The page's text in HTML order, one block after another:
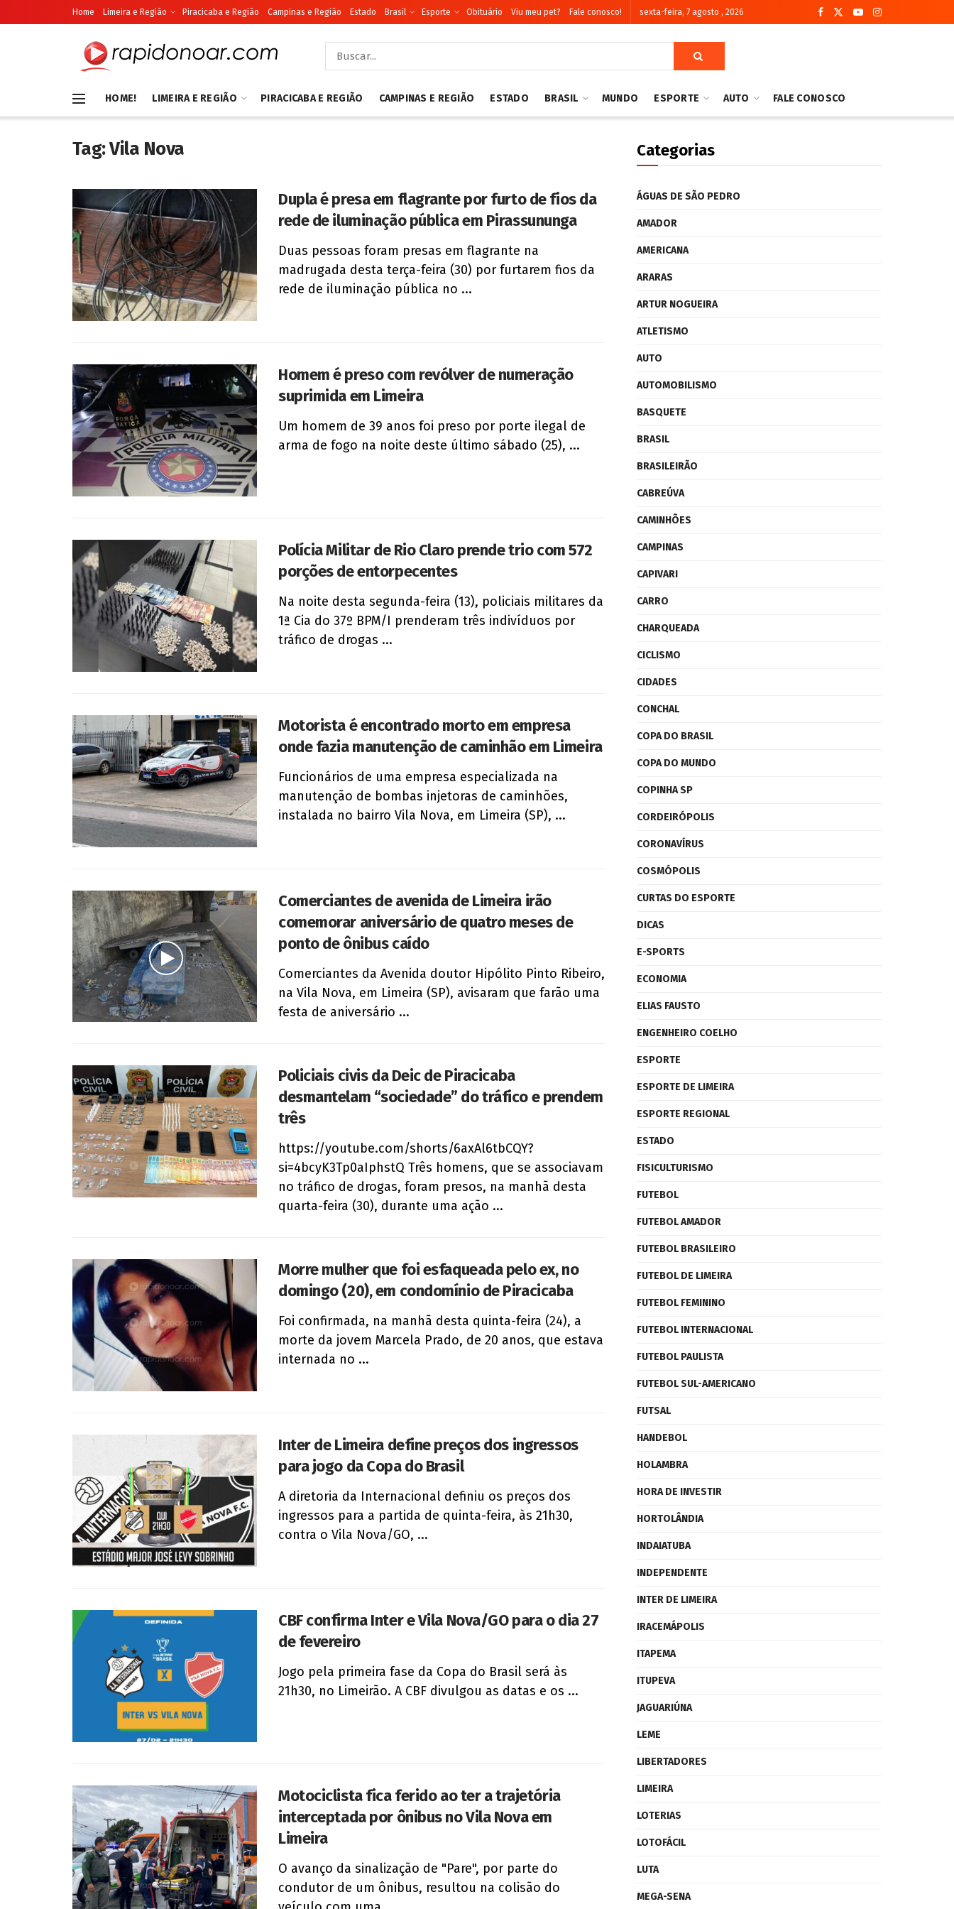
Home Limeira e Região Piracicaba e Região Campinas e Região Estado Brasil Esporte Obituário Viu meu pet? Fale conosco! sexta-feira, 7 agosto , 2026
HOME! LIMEIRA E REGIÃO PIRACICABA E REGIÃO CAMPINAS E REGIÃO ESTADO BRASIL MUNDO ESPORTE AUTO FALE CONOSCO
Tag:Vila Nova
Dupla é presa em flagrante por furto de fios da
rede de iluminação pública em Pirassununga
Duas pessoas foram presas em flagrante na
madrugada desta terça-feira (30) por furtarem fios da
rede de iluminação pública no ...
Homem é preso com revólver de numeração
suprimida em Limeira
Um homem de 39 anos foi preso por porte ilegal de
arma de fogo na noite deste último sábado (25), ...
Polícia Militar de Rio Claro prende trio com 572
porções de entorpecentes
Na noite desta segunda-feira (13), policiais militares da
1ª Cia do 37º BPM/I prenderam três indivíduos por
tráfico de drogas ...
Motorista é encontrado morto em empresa
onde fazia manutenção de caminhão em Limeira
Funcionários de uma empresa especializada na
manutenção de bombas injetoras de caminhões,
instalada no bairro Vila Nova, em Limeira (SP), ...
Comerciantes de avenida de Limeira irão
comemorar aniversário de quatro meses de
ponto de ônibus caído
Comerciantes da Avenida doutor Hipólito Pinto Ribeiro,
na Vila Nova, em Limeira (SP), avisaram que farão uma
festa de aniversário ...
Policiais civis da Deic de Piracicaba
desmantelam “sociedade” do tráfico e prendem
três
https://youtube.com/shorts/6axAl6tbCQY?
si=4bcyK3Tp0aIphstQ Três homens, que se associavam
no tráfico de drogas, foram presos, na manhã desta
quarta-feira (30), durante uma ação ...
Morre mulher que foi esfaqueada pelo ex, no
domingo (20), em condomínio de Piracicaba
Foi confirmada, na manhã desta quinta-feira (24), a
morte da jovem Marcela Prado, de 20 anos, que estava
internada no ...
Inter de Limeira define preços dos ingressos
para jogo da Copa do Brasil
A diretoria da Internacional definiu os preços dos
ingressos para a partida de quinta-feira, às 21h30,
contra o Vila Nova/GO, ...
CBF confirma Inter e Vila Nova/GO para o dia 27
de fevereiro
Jogo pela primeira fase da Copa do Brasil será às
21h30, no Limeirão. A CBF divulgou as datas e os ...
Motociclista fica ferido ao ter a trajetória
interceptada por ônibus no Vila Nova em
Limeira
O avanço da sinalização de "Pare", por parte do
condutor de um ônibus, resultou na colisão do
Categorias
ÁGUAS DE SÃO PEDRO
AMADOR
AMERICANA
ARARAS
ARTUR NOGUEIRA
ATLETISMO
AUTO
AUTOMOBILISMO
BASQUETE
BRASIL
BRASILEIRÃO
CABREÚVA
CAMINHÕES
CAMPINAS
CAPIVARI
CARRO
CHARQUEADA
CICLISMO
CIDADES
CONCHAL
COPA DO BRASIL
COPA DO MUNDO
COPINHA SP
CORDEIRÓPOLIS
CORONAVÍRUS
COSMÓPOLIS
CURTAS DO ESPORTE
DICAS
E-SPORTS
ECONOMIA
ELIAS FAUSTO
ENGENHEIRO COELHO
ESPORTE
ESPORTE DE LIMEIRA
ESPORTE REGIONAL
ESTADO
FISICULTURISMO
FUTEBOL
FUTEBOL AMADOR
FUTEBOL BRASILEIRO
FUTEBOL DE LIMEIRA
FUTEBOL FEMININO
FUTEBOL INTERNACIONAL
FUTEBOL PAULISTA
FUTEBOL SUL-AMERICANO
FUTSAL
HANDEBOL
HOLAMBRA
HORA DE INVESTIR
HORTOLÂNDIA
INDAIATUBA
INDEPENDENTE
INTER DE LIMEIRA
IRACEMÁPOLIS
ITAPEMA
ITUPEVA
JAGUARIÚNA
LEME
LIBERTADORES
LIMEIRA
LOTERIAS
LOTOFÁCIL
LUTA
MEGA-SENA